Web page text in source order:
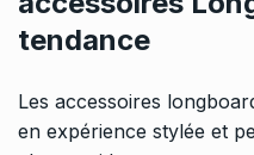
tendance
Les accessoires
en expérience stylée et